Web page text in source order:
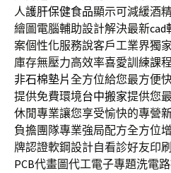
人護肝保健食品顯示可減緩酒
繪圖電腦輔助設計解決最新cad
案個性化服務說客戶工業界獨
庫存無壓力高效率喜愛訓練課
非石棉墊片全方位給您最方便
提供免費環境台中搬家提供您
休閒專業讓您享受愉快的專營
負擔團隊專業強局配方全方位
牌認證軟鋼設計自看診好友印
PCB代畫圖代工電子專題洗電